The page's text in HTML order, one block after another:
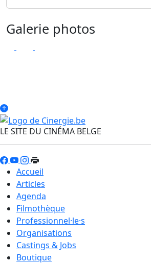
Galerie photos
LE SITE DU CINÉMA BELGE
Accueil
Articles
Agenda
Filmothèque
Professionnel·le·s
Organisations
Castings & Jobs
Boutique